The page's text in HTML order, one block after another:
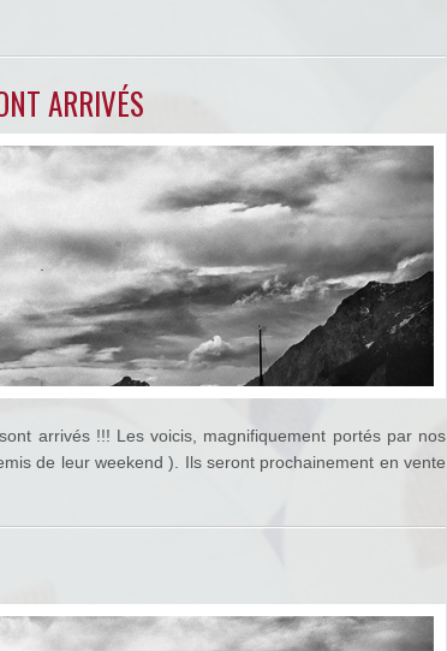
ARRIVÉS
arrivés !!! Les voicis, magnifiquement portés par nos
de leur weekend ). Ils seront prochainement en vente